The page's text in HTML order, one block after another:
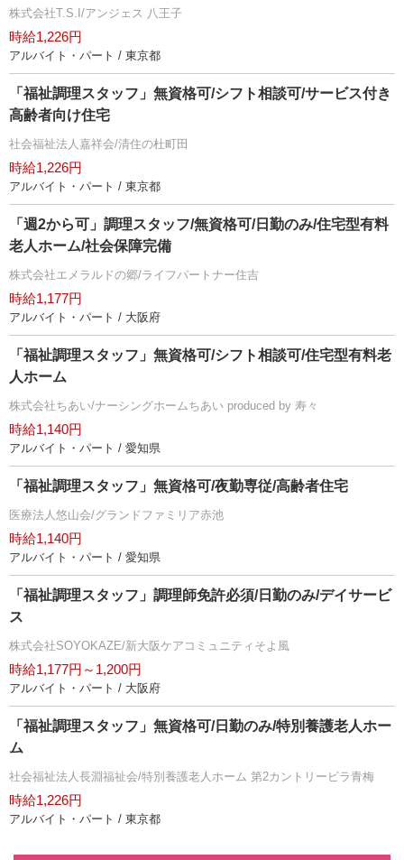
株式会社T.S.I/アンジェス 八王子
時給1,226円
アルバイト・パート / 東京都
「福祉調理スタッフ」無資格可/シフト相談可/サービス付き
高齢者向け住宅
社会福祉法人嘉祥会/清住の杜町田
時給1,226円
アルバイト・パート / 東京都
「週2から可」調理スタッフ/無資格可/日勤のみ/住宅型有料
老人ホーム/社会保障完備
株式会社エメラルドの郷/ライフパートナー住吉
時給1,177円
アルバイト・パート / 大阪府
「福祉調理スタッフ」無資格可/シフト相談可/住宅型有料老
人ホーム
株式会社ちあい/ナーシングホームちあい produced by 寿々
時給1,140円
アルバイト・パート / 愛知県
「福祉調理スタッフ」無資格可/夜勤専従/高齢者住宅
医療法人悠山会/グランドファミリア赤池
時給1,140円
アルバイト・パート / 愛知県
「福祉調理スタッフ」調理師免許必須/日勤のみ/デイサービ
ス
株式会社SOYOKAZE/新大阪ケアコミュニティそよ風
時給1,177円～1,200円
アルバイト・パート / 大阪府
「福祉調理スタッフ」無資格可/日勤のみ/特別養護老人ホー
ム
社会福祉法人長淵福祉会/特別養護老人ホーム 第2カントリービラ青梅
時給1,226円
アルバイト・パート / 東京都